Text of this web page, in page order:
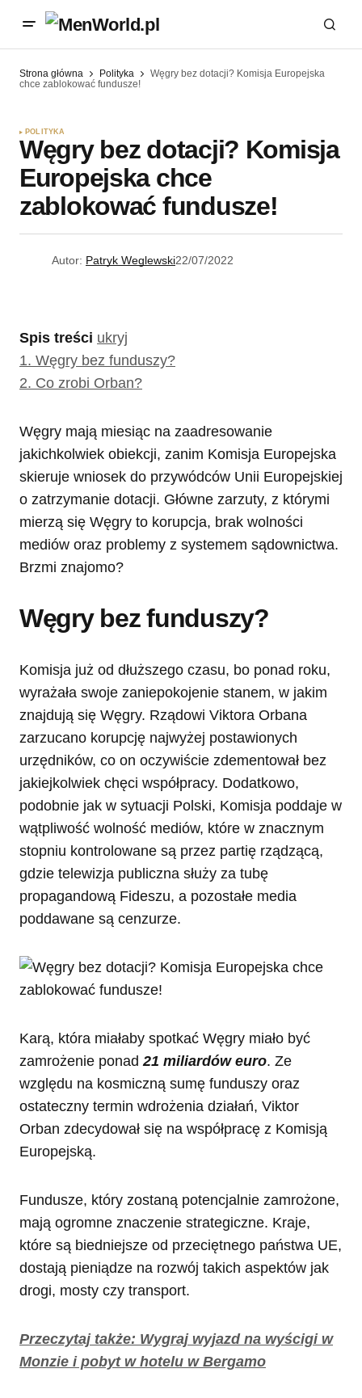
Strona główna Polityka
Węgry bez dotacji? Komisja Europejska
chce zablokować fundusze!
POLITYKA
Węgry bez dotacji? Komisja
Europejska chce
zablokować fundusze!
Autor: Patryk Weglewski22/07/2022
Spis treści ukryj
1. Węgry bez funduszy?
2. Co zrobi Orban?
Węgry mają miesiąc na zaadresowanie
jakichkolwiek obiekcji, zanim Komisja Europejska
skieruje wniosek do przywódców Unii Europejskiej
o zatrzymanie dotacji. Główne zarzuty, z którymi
mierzą się Węgry to korupcja, brak wolności
mediów oraz problemy z systemem sądownictwa.
Brzmi znajomo?
Węgry bez funduszy?
Komisja już od dłuższego czasu, bo ponad roku,
wyrażała swoje zaniepokojenie stanem, w jakim
znajdują się Węgry. Rządowi Viktora Orbana
zarzucano korupcję najwyżej postawionych
urzędników, co on oczywiście zdementował bez
jakiejkolwiek chęci współpracy. Dodatkowo,
podobnie jak w sytuacji Polski, Komisja poddaje w
wątpliwość wolność mediów, które w znacznym
stopniu kontrolowane są przez partię rządzącą,
gdzie telewizja publiczna służy za tubę
propagandową Fideszu, a pozostałe media
poddawane są cenzurze.
Karą, która miałaby spotkać Węgry miało być
zamrożenie ponad21 miliardów euro. Ze
względu na kosmiczną sumę funduszy oraz
ostateczny termin wdrożenia działań, Viktor
Orban zdecydował się na współpracę z Komisją
Europejską.
Fundusze, który zostaną potencjalnie zamrożone,
mają ogromne znaczenie strategiczne. Kraje,
które są biedniejsze od przeciętnego państwa UE,
dostają pieniądze na rozwój takich aspektów jak
drogi, mosty czy transport.
Przeczytaj także: Wygraj wyjazd na wyścigi w
Monzie i pobyt w hotelu w Bergamo